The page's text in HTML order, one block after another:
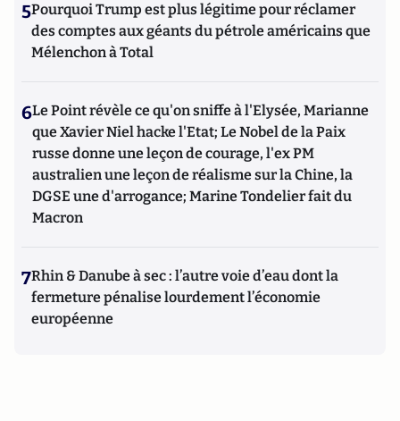
5Pourquoi Trump est plus légitime pour réclamer
des comptes aux géants du pétrole américains que
Mélenchon à Total
6Le Point révèle ce qu'on sniffe à l'Elysée, Marianne
que Xavier Niel hacke l'Etat; Le Nobel de la Paix
russe donne une leçon de courage, l'ex PM
australien une leçon de réalisme sur la Chine, la
DGSE une d'arrogance; Marine Tondelier fait du
Macron
7Rhin & Danube à sec : l’autre voie d’eau dont la
fermeture pénalise lourdement l’économie
européenne